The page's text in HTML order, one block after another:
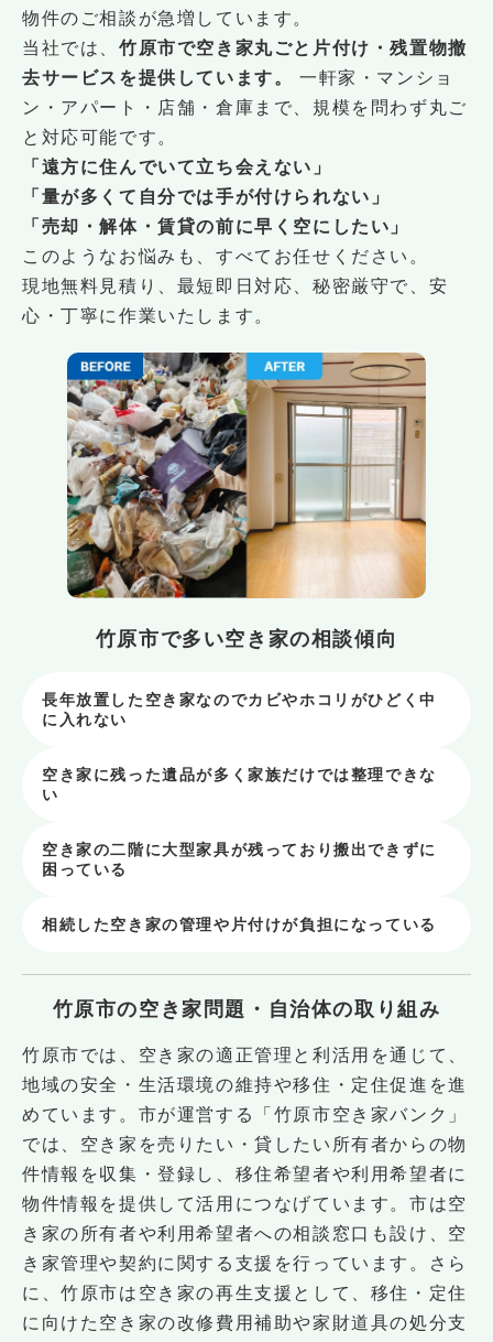
物件のご相談が急増しています。
当社では、 竹原市で空き家丸ごと片付け・残置物撤
去サービスを提供しています。
一軒家・マンショ
ン・アパート・店舗・倉庫まで、規模を問わず丸ご
と対応可能です。
「遠方に住んでいて立ち会えない」
「量が多くて自分では手が付けられない」
「売却・解体・賃貸の前に早く空にしたい」
このようなお悩みも、すべてお任せください。
現地無料見積り、最短即日対応、秘密厳守で、安
心・丁寧に作業いたします。
竹原市で多い空き家の相談傾向
長年放置した空き家なのでカビやホコリがひどく中
に入れない
空き家に残った遺品が多く家族だけでは整理できな
い
空き家の二階に大型家具が残っており搬出できずに
困っている
相続した空き家の管理や片付けが負担になっている
竹原市の空き家問題・自治体の取り組み
竹原市では、空き家の適正管理と利活用を通じて、
地域の安全・生活環境の維持や移住・定住促進を進
めています。市が運営する「竹原市空き家バンク」
では、空き家を売りたい・貸したい所有者からの物
件情報を収集・登録し、移住希望者や利用希望者に
物件情報を提供して活用につなげています。市は空
き家の所有者や利用希望者への相談窓口も設け、空
き家管理や契約に関する支援を行っています。さら
に、竹原市は空き家の再生支援として、移住・定住
に向けた空き家の改修費用補助や家財道具の処分支